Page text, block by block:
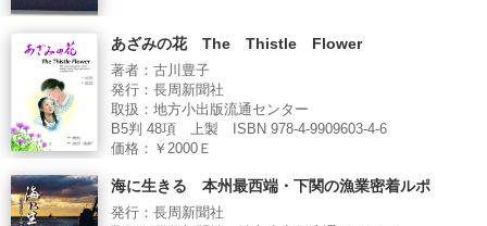
あざみの花 The Thistle Flower
著者：古川豊子
発行：長周新聞社
取扱：地方小出版流通センター
B5判 48項 上製 ISBN 978-4-9909603-4-6
価格：￥2000Ｅ
海に生きる 本州最西端・下関の漁業密着ルポ
発行：長周新聞社